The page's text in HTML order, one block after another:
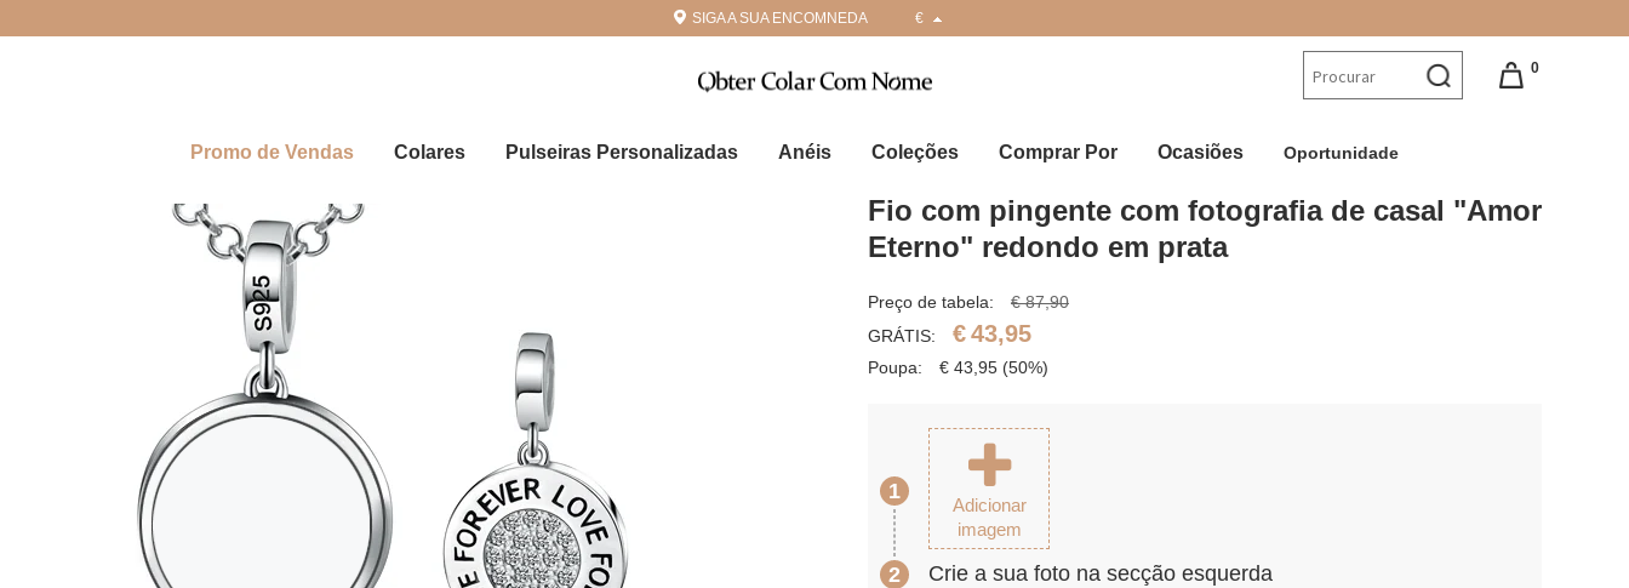
SIGA A SUA ENCOMNEDA €
0
Promo de Vendas Colares Pulseiras Personalizadas Anéis Coleções Comprar Por Ocasiões Oportunidade
Fio com pingente com fotografia de casal "Amor
Eterno" redondo em prata
Preço de tabela:
€ 87,90
GRÁTIS:
€43,95
Poupa: € 43,95 (50%)
Adicionar
imagem
Crie a sua foto na secção esquerda
1
2